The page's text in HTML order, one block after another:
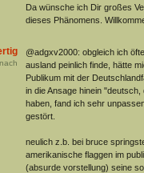
Da wünsche ich Dir großes
dieses Phänomens.
@adgxv2000: obgleich ich
ausland peinlich finde, hätte
Publikum mit der
in die Ansage hinein
haben, fand ich sehr
gestört.
neulich z.b. bei bruce
amerikanische flaggen im
(absurde vorstellung) seine